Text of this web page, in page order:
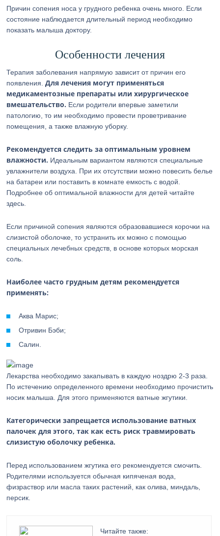
Причин сопения носа у грудного ребенка очень много. Если
состояние наблюдается длительный период необходимо
показать малыша доктору.
Особенности лечения
Терапия заболевания напрямую зависит от причин его
появления.Для лечения могут применяться
медикаментозные препараты или хирургическое
вмешательство. Если родители впервые заметили
патологию, то им необходимо провести проветривание
помещения, а также влажную уборку.
Рекомендуется следить за оптимальным уровнем
влажности. Идеальным вариантом являются специальные
увлажнители воздуха. При их отсутствии можно повесить белье
на батареи или поставить в комнате емкость с водой.
Подробнее об оптимальной влажности для детей читайте
здесь.
Если причиной сопения являются образовавшиеся корочки на
слизистой оболочке, то устранить их можно с помощью
специальных лечебных средств, в основе которых морская
соль.
Наиболее часто грудным детям рекомендуется
применять:
Аква Марис;
Отривин Бэби;
Салин.
Лекарства необходимо закапывать в каждую ноздрю 2-3 раза.
По истечению определенного времени необходимо прочистить
носик малыша. Для этого применяются ватные жгутики.
Категорически запрещается использование ватных
палочек для этого, так как есть риск травмировать
слизистую оболочку ребенка.
Перед использованием жгутика его рекомендуется смочить.
Родителями используется обычная кипяченая вода,
физраствор или масла таких растений, как олива, миндаль,
персик.
Читайте также: